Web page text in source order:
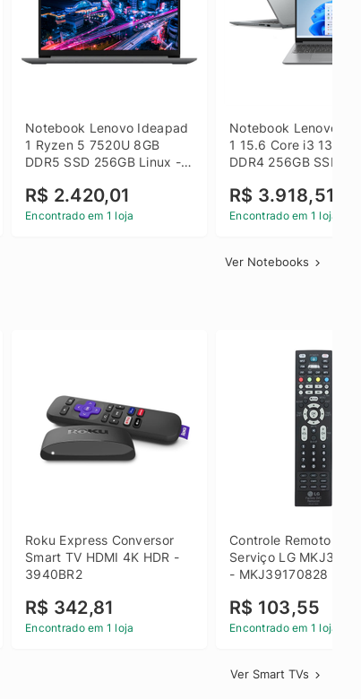
Notebook Lenovo Ideapad
1 Ryzen 5 7520U 8GB
DDR5 SSD 256GB Linux -
R$ 2.420,01
Encontrado em 1 loja
Notebook Lenovo
1 15.6 Core i3 1315U
DDR4 256GB SSD
R$ 3.918,51
Encontrado em 1 loja
Ver Notebooks
Roku Express Conversor
Smart TV HDMI 4K HDR -
3940BR2
R$ 342,81
Encontrado em 1 loja
Controle Remoto de
Serviço LG
- MKJ39170828
R$ 103,55
Encontrado em 1 loja
Ver Smart TVs